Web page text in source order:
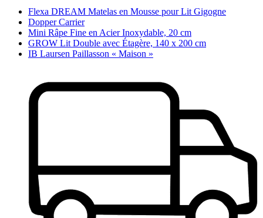
Flexa DREAM Matelas en Mousse pour Lit Gigogne
Dopper Carrier
Mini Râpe Fine en Acier Inoxydable, 20 cm
GROW Lit Double avec Étagère, 140 x 200 cm
IB Laursen Paillasson « Maison »